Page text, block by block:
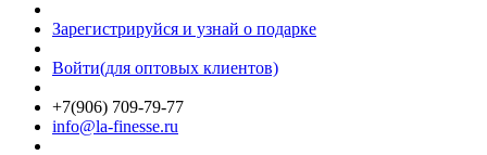
Зарегистрируйся и узнай о подарке
Войти(для оптовых клиентов)
+7(906) 709-79-77
info@la-finesse.ru